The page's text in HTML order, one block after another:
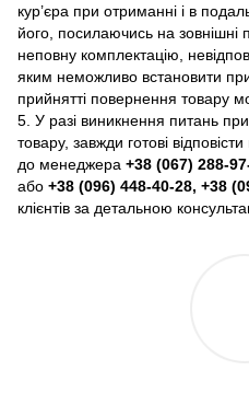
кур’єра при отриманні і в
його, посилаючись на
неповну комплектацію,
яким неможливо встановити
прийнятті повернення товару
5. У разі виникнення питань
товару, завжди готові
до менеджера +38 (067) 288-
або +38 (096) 448-40-28, +38
клієнтів за детальною